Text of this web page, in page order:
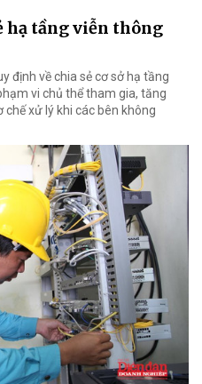
hạ tầng viễn thông
định về chia sẻ cơ sở hạ tầng
vi chủ thể tham gia, tăng
xử lý khi các bên không